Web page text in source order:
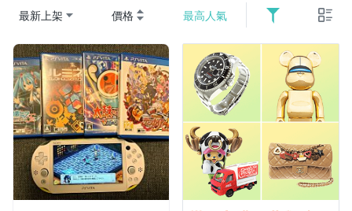
最新上架 價格 最高人氣